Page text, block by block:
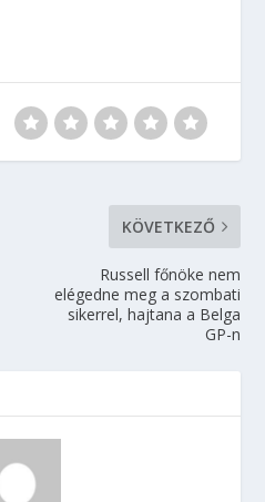
KÖVETKEZŐ
Russell főnöke nem
elégedne meg a szombati
sikerrel, hajtana a Belga
GP-n